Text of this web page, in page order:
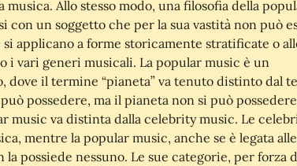
musica. Allo stesso modo, una filosofia della
con un soggetto che per la sua vastità non può
applicano a forme storicamente stratificate o
i vari generi musicali. La popular music è un
dove il termine “pianeta” va tenuto distinto dal
possedere, ma il pianeta non si può
music va distinta dalla celebrity music. Le
mentre la popular music, anche se è legata alle
possiede nessuno. Le sue categorie, per forza